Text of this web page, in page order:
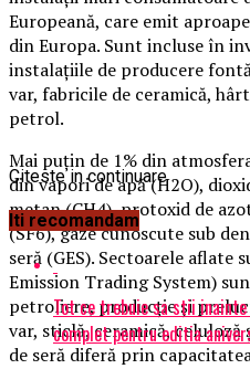
Europeană, care emit
din Europa. Sunt incluse în
instalaţiile de producere
var, fabricile de ceramică,
petrol.
Mai puţin de 1% din
din vapori de apă (H2O),
metan (CH4), protoxid de
(SF6), gaze cunoscute sub
seră (GES). Sectoarele aflate
Emission Trading System)
petroliere, producţie şi
var, sticlă, ceramică, celuloză
de seră diferă prin
Citeste in continuare
Iti recomandam
Tot ce trebuie sa stii
complet pentru editia